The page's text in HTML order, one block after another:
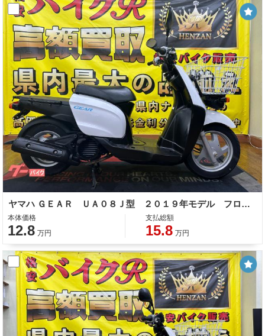
ヤマハ ＧＥＡＲ ＵＡ０８Ｊ型 ２０１９年モデル フロントカゴ スペアキー
本体価格
12.8 万円
支払総額
15.8 万円